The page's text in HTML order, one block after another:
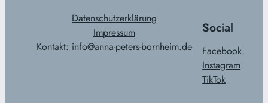
Datenschutzerklärung
Impressum
Kontakt: info@anna-peters-bornheim.de
Social
Facebook
Instagram
TikTok